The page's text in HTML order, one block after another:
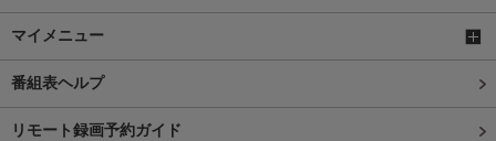
マイメニュー
番組表ヘルプ
リモート録画予約ガイド